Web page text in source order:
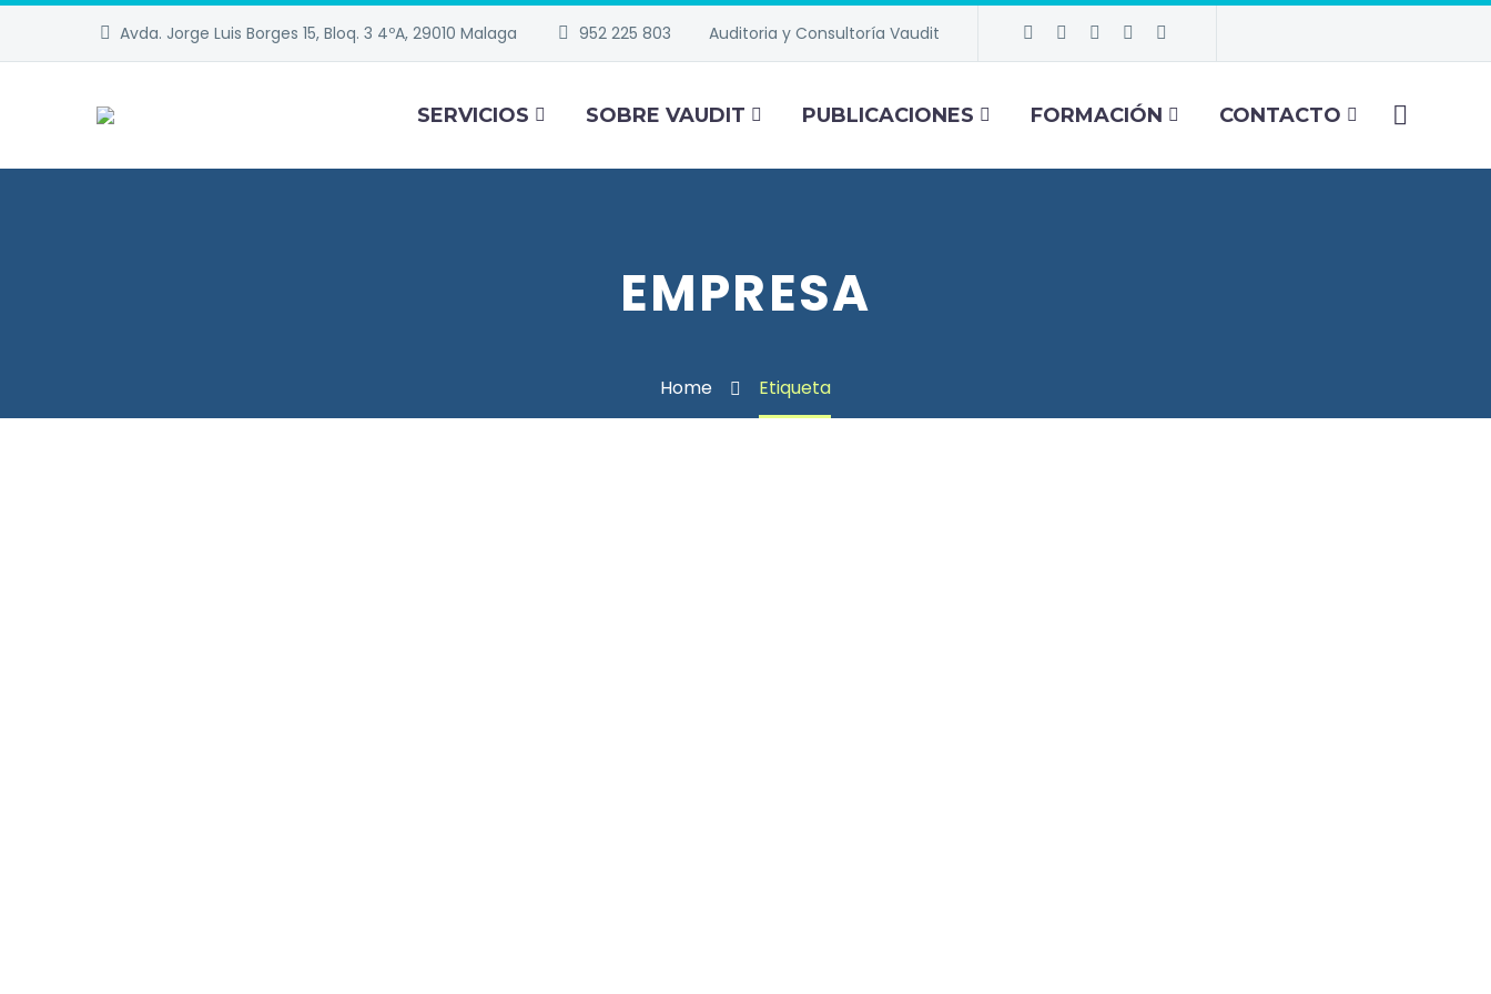
Avda. Jorge Luis Borges 15, Bloq. 3 4ºA, 29010 Malaga 952 225 803 Auditoria y Consultoría Vaudit
SERVICIOS SOBRE VAUDIT PUBLICACIONES FORMACIÓN CONTACTO
EMPRESA
Home Etiqueta